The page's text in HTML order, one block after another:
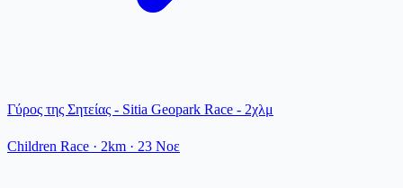
Γύρος της Σητείας - Sitia Geopark Race - 2χλμ
Children Race · 2km · 23 Νοε